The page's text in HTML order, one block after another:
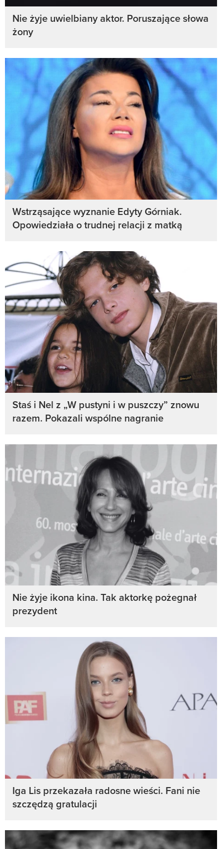
Nie żyje uwielbiany aktor. Poruszające słowa
żony
Wstrząsające wyznanie Edyty Górniak.
Opowiedziała o trudnej relacji z matką
Staś i Nel z „W pustyni i w puszczy” znowu
razem. Pokazali wspólne nagranie
Nie żyje ikona kina. Tak aktorkę pożegnał
prezydent
Iga Lis przekazała radosne wieści. Fani nie
szczędzą gratulacji